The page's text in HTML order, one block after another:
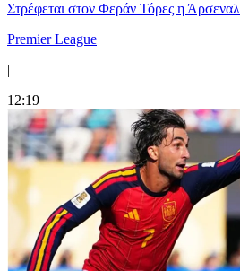
Στρέφεται στον Φεράν Τόρες η Άρσεναλ
Premier League
|
12:19